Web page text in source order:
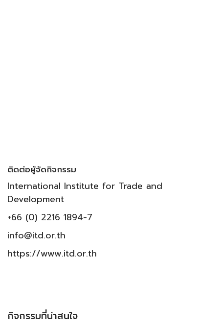
ติดต่อผู้จัดกิจกรรม
International Institute for Trade and
Development
+66 (0) 2216 1894-7
info@itd.or.th
https://www.itd.or.th
กิจกรรมที่น่าสนใจ